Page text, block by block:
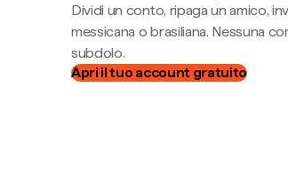
Dividi un conto, ripaga un amico,
messicana o brasiliana. Nessuna
subdolo.
Apri il tuo account gratuito